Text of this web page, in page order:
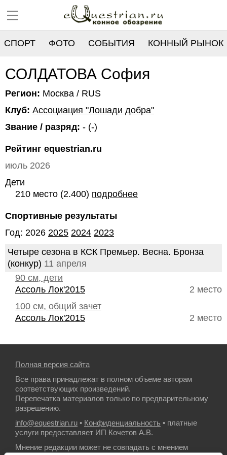
СПОРТ ФОТО СОБЫТИЯ КОННЫЙ РЫНОК
РЕЕСТР
СОЛДАТОВА София
Регион: Москва / RUS
Клуб: Ассоциация "Лошади добра"
Звание / разряд: - (-)
Рейтинг equestrian.ru
июль 2026
Дети
210 место (2.400) подробнее
Спортивные результаты
Год: 2026 2025 2024 2023
Четыре сезона в КСК Премьер. Весна. Бронза
(конкур) 11 апреля
90 см, дети
2 место
Ассоль Лок'2015
100 см, общий зачет
2 место
Ассоль Лок'2015
Полная версия сайта
Все права принадлежат в полном объеме авторам
соответствующих произведений.
Перепечатка материалов только по предварительному
разрешению.
info@equestrian.ru • Конфиденциальность • платные
услуги предоставляет ИП Кочетов А.В.
Мнение редакции может не совпадать с мнением